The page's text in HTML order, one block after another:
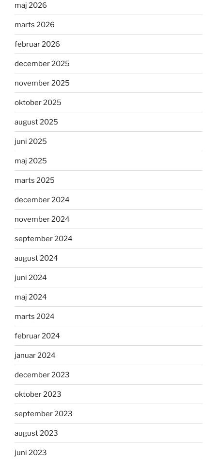
maj 2026
marts 2026
februar 2026
december 2025
november 2025
oktober 2025
august 2025
juni 2025
maj 2025
marts 2025
december 2024
november 2024
september 2024
august 2024
juni 2024
maj 2024
marts 2024
februar 2024
januar 2024
december 2023
oktober 2023
september 2023
august 2023
juni 2023